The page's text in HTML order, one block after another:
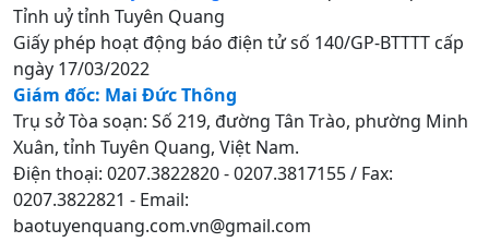
Tỉnh uỷ tỉnh Tuyên Quang
Giấy phép hoạt động báo điện tử số 140/GP-BTTTT cấp
ngày 17/03/2022
Giám đốc: Mai Đức Thông
Trụ sở Tòa soạn: Số 219, đường Tân Trào, phường Minh
Xuân, tỉnh Tuyên Quang, Việt Nam.
Điện thoại: 0207.3822820 - 0207.3817155 / Fax:
0207.3822821 - Email:
baotuyenquang.com.vn@gmail.com